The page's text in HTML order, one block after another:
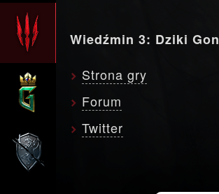
Wiedźmin 3: Dziki Gon
Strona gry
Forum
Twitter